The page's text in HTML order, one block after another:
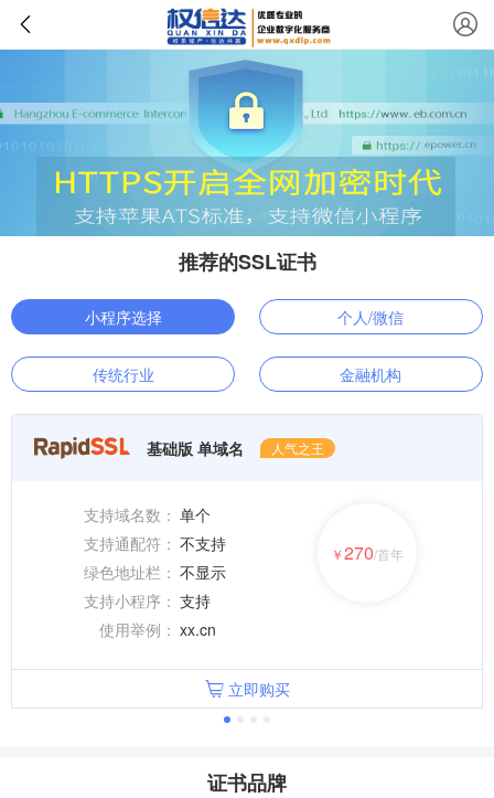
推荐的SSL证书
小程序选择 个人/微信
传统行业 金融机构
基础版 单域名 人气之王
支持域名数： 单个
支持通配符： 不支持
绿色地址栏： 不显示
支持小程序： 支持
使用举例： xx.cn
￥270/首年
立即购买
证书品牌